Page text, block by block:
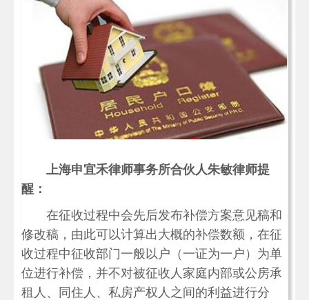
上海申宜禾律师事务所合伙人朱敏律师提
醒：
在征收过程中会先后发布补偿方案意见稿和
修改稿，由此可以计算出大概的补偿数额，在征
收过程中征收部门一般以户（一证为一户）为单
位进行补偿，并不对被征收人家庭内部或公房承
租人、同住人、私房产权人之间的利益进行分